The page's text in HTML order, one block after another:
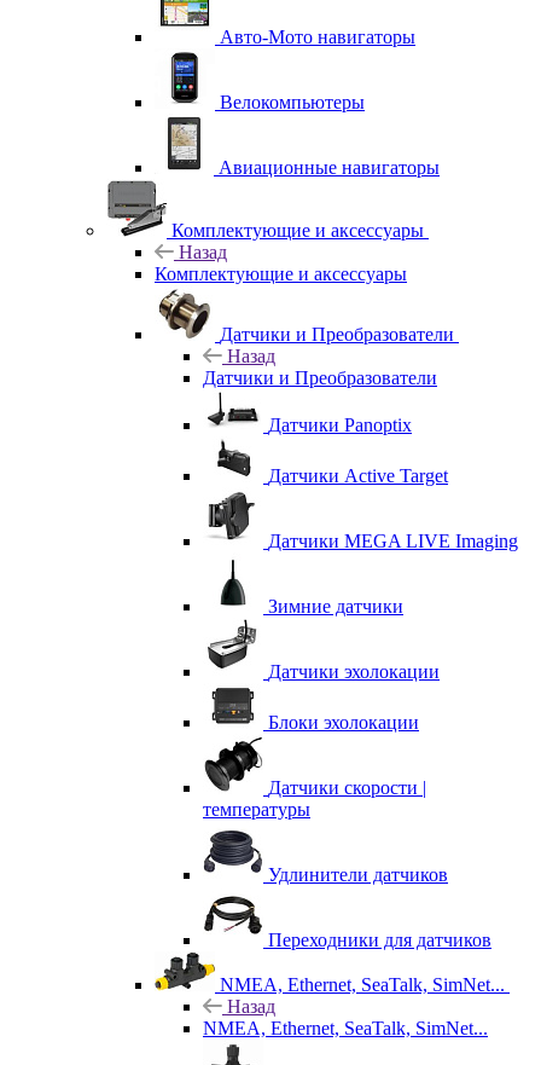
Авто-Мото навигаторы
Велокомпьютеры
Авиационные навигаторы
Комплектующие и аксессуары
Назад
Комплектующие и аксессуары
Датчики и Преобразователи
Назад
Датчики и Преобразователи
Датчики Panoptix
Датчики Active Target
Датчики MEGA LIVE Imaging
Зимние датчики
Датчики эхолокации
Блоки эхолокации
Датчики скорости |
температуры
Удлинители датчиков
Переходники для датчиков
NMEA, Ethernet, SeaTalk, SimNet...
Назад
NMEA, Ethernet, SeaTalk, SimNet...